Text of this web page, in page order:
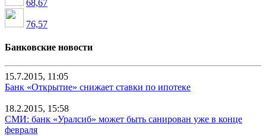
68,67
76,57
Банковские новости
15.7.2015, 11:05
Банк «Открытие» снижает ставки по ипотеке
18.2.2015, 15:58
СМИ: банк «Уралсиб» может быть санирован уже в конце
февраля